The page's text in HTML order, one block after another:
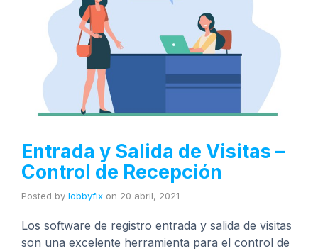
Entrada y Salida de Visitas –
Control de Recepción
Posted by lobbyfix on 20 abril, 2021
Los software de registro entrada y salida de visitas
son una excelente herramienta para el control de